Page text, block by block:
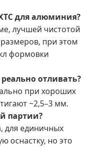
для алюминия?
лучшей чистотой
при этом
формовки
отливать?
при хороших
~2,5–3 мм.
партии?
для единичных
оснастку, но это